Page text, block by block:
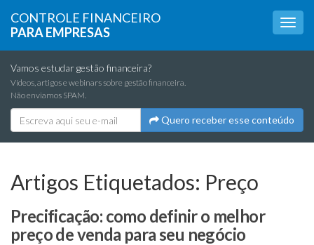
CONTROLE FINANCEIRO
PARA EMPRESAS
Vamos estudar gestão financeira?
Vídeos, artigos e webinars sobre gestão financeira.
Não enviamos SPAM.
Quero receber esse conteúdo
Artigos Etiquetados: Preço
Precificação: como definir o melhor
preço de venda para seu negócio